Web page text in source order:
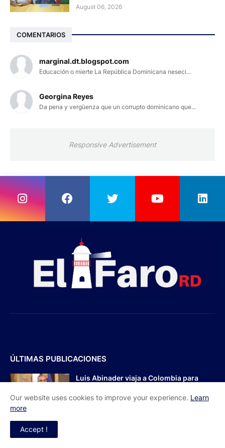
August 06, 2026
COMENTARIOS
marginal.dt.blogspot.com
Educación o mierte La República Dominicana neseci...
Georgina Reyes
Da pena y vergüenza que un corrupto dominicano que...
Responsive Advertisement
ÚLTIMAS PUBLICACIONES
Luis Abinader viaja a Colombia para
Abelardo de la Espriella
Our website uses cookies to improve your experience. Learn
more
Accept !